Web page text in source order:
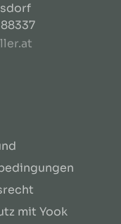
mit Yook